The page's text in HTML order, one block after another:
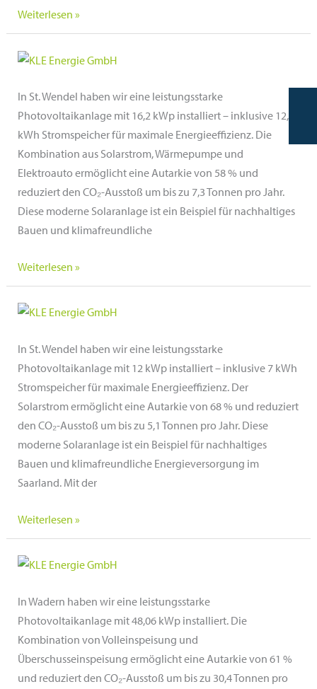
Privatanlage
St.
Wendel,
Weiterlesen »
In St. Wendel haben wir eine leistungsstarke
Photovoltaikanlage mit 16,2 kWp installiert – inklusive 12,8
kWh Stromspeicher für maximale Energieeffizienz. Die
Kombination aus Solarstrom, Wärmepumpe und
Elektroauto ermöglicht eine Autarkie von 58 % und
reduziert den CO₂-Ausstoß um bis zu 7,3 Tonnen pro Jahr.
Diese moderne Solaranlage ist ein Beispiel für nachhaltiges
Bauen und klimafreundliche
Privatanlage
St.
Wendel,
Weiterlesen »
In St. Wendel haben wir eine leistungsstarke
Photovoltaikanlage mit 12 kWp installiert – inklusive 7 kWh
Stromspeicher für maximale Energieeffizienz. Der
Solarstrom ermöglicht eine Autarkie von 68 % und reduziert
den CO₂-Ausstoß um bis zu 5,1 Tonnen pro Jahr. Diese
moderne Solaranlage ist ein Beispiel für nachhaltiges
Bauen und klimafreundliche Energieversorgung im
Saarland. Mit der
Privatanlage
St.
Wendel,
Weiterlesen »
In Wadern haben wir eine leistungsstarke
Photovoltaikanlage mit 48,06 kWp installiert. Die
Kombination von Volleinspeisung und
Überschusseinspeisung ermöglicht eine Autarkie von 61 %
und reduziert den CO₂-Ausstoß um bis zu 30,4 Tonnen pro